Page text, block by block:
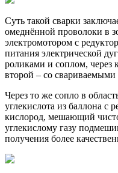
Суть такой сварки
омеднённой проволоки в
электромотором с
питания электрической
роликами и соплом, через
второй – со свариваемыми
Через то же сопло в
углекислота из баллона с
кислород, мешающий
углекислому газу
получения более